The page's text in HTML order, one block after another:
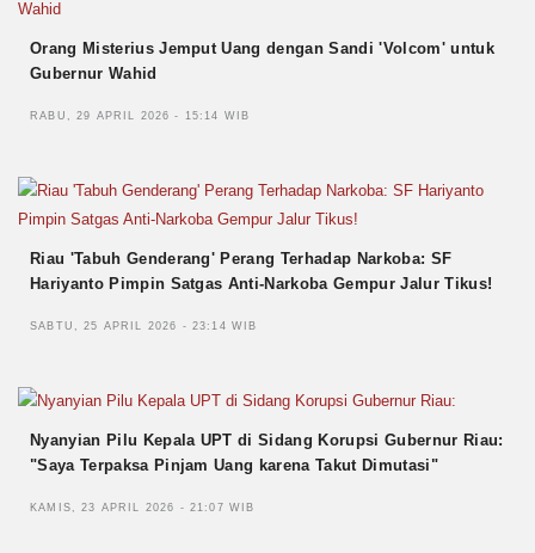
Orang Misterius Jemput Uang dengan Sandi 'Volcom' untuk
Gubernur Wahid
RABU, 29 APRIL 2026 - 15:14 WIB
Riau 'Tabuh Genderang' Perang Terhadap Narkoba: SF
Hariyanto Pimpin Satgas Anti-Narkoba Gempur Jalur Tikus!
SABTU, 25 APRIL 2026 - 23:14 WIB
Nyanyian Pilu Kepala UPT di Sidang Korupsi Gubernur Riau:
"Saya Terpaksa Pinjam Uang karena Takut Dimutasi"
KAMIS, 23 APRIL 2026 - 21:07 WIB